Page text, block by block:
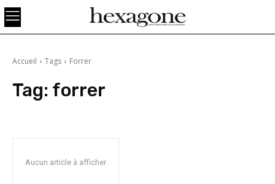
Accueil Tags Forrer
Tag: forrer
Aucun article à afficher